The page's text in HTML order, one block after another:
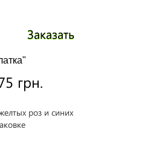
грн.
Заказать